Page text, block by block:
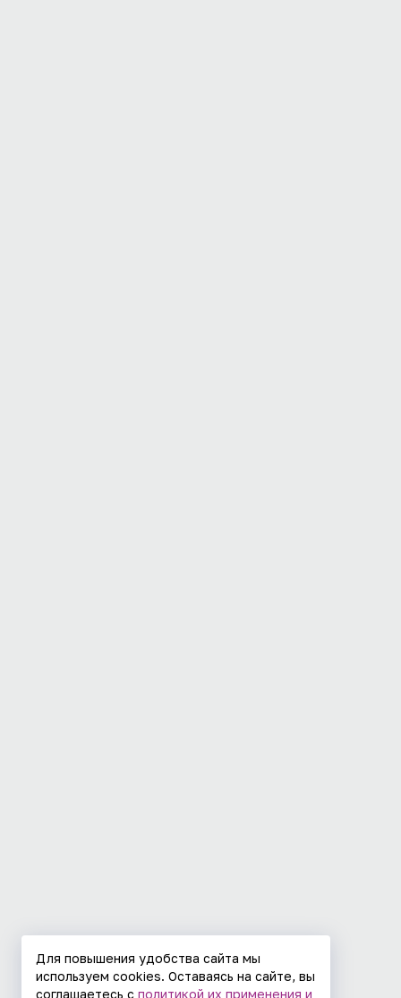
Для повышения удобства сайта мы
используем cookies. Оставаясь на сайте, вы
соглашаетесь с политикой их применения и